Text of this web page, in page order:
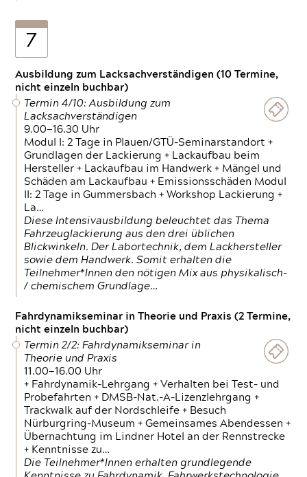
7
Ausbildung zum Lacksachverständigen (10 Termine,
nicht einzeln buchbar)
Termin 4/10: Ausbildung zum
Lacksachverständigen
9.00—16.30 Uhr
Modul I: 2 Tage in Plauen/GTÜ-Seminarstandort +
Grundlagen der Lackierung + Lackaufbau beim
Hersteller + Lackaufbau im Handwerk + Mängel und
Schäden am Lackaufbau + Emissionsschäden Modul
II: 2 Tage in Gummersbach + Workshop Lackierung +
La…
Diese Intensivausbildung beleuchtet das Thema
Fahrzeuglackierung aus den drei üblichen
Blickwinkeln. Der Labortechnik, dem Lackhersteller
sowie dem Handwerk. Somit erhalten die
Teilnehmer*Innen den nötigen Mix aus physikalisch-
/ chemischem Grundlage…
Fahrdynamikseminar in Theorie und Praxis (2 Termine,
nicht einzeln buchbar)
Termin 2/2: Fahrdynamikseminar in
Theorie und Praxis
11.00—16.00 Uhr
+ Fahrdynamik-Lehrgang + Verhalten bei Test- und
Probefahrten + DMSB-Nat.-A-Lizenzlehrgang +
Trackwalk auf der Nordschleife + Besuch
Nürburgring-Museum + Gemeinsames Abendessen +
Übernachtung im Lindner Hotel an der Rennstrecke
+ Kenntnisse zu…
Die Teilnehmer*Innen erhalten grundlegende